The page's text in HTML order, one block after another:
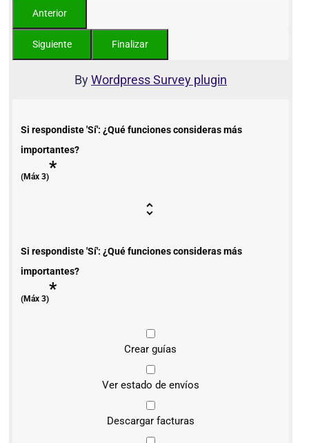
ByWordpress Survey plugin
Si respondiste 'Sí': ¿Qué funciones consideras más
importantes?
(Máx 3)*
Si respondiste 'Sí': ¿Qué funciones consideras más
importantes?
(Máx 3)*
Crear guías
Ver estado de envíos
Descargar facturas